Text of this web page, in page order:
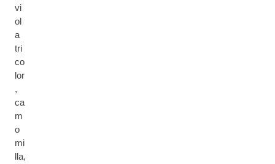
vi
ol
a
tri
co
lor
,
ca
m
o
mi
lla,